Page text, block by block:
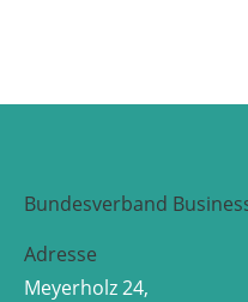
Bundesverband
Adresse
Meyerholz 24,